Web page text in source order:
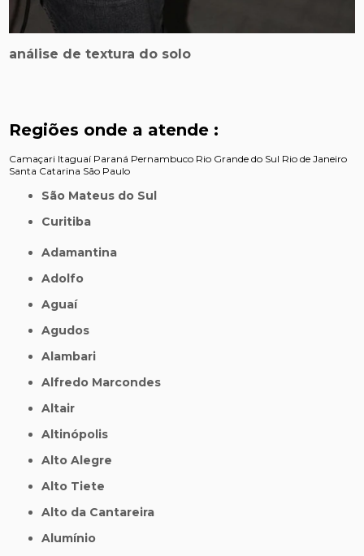
análise de textura do solo
Regiões onde a atende :
Camaçari Itaguaí Paraná Pernambuco Rio Grande do Sul Rio de Janeiro
Santa Catarina São Paulo
São Mateus do Sul
Curitiba
Adamantina
Adolfo
Aguaí
Agudos
Alambari
Alfredo Marcondes
Altair
Altinópolis
Alto Alegre
Alto Tiete
Alto da Cantareira
Alumínio